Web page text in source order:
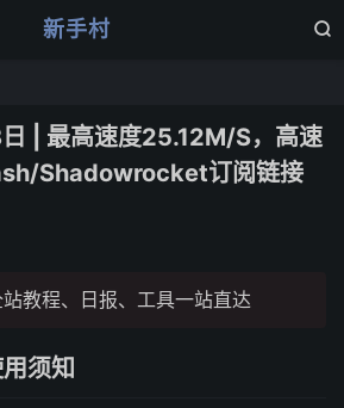
新手村 
日 | 最高速度25.12M/S，高速
Shadowrocket订阅链接
教程、日报、工具一站直达
须知